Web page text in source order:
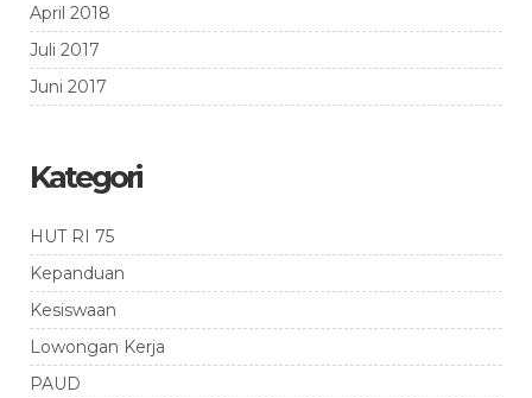
April 2018
Juli 2017
Juni 2017
Kategori
HUT RI 75
Kepanduan
Kesiswaan
Lowongan Kerja
PAUD